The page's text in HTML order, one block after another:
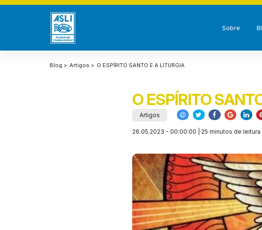
Sobre
Blog > Artigos > O ESPÍRITO SANTO E A LITURGIA
O ESPÍRITO
Artigos
26.05.2023 - 00:00:00 | 25 minutos de leitura